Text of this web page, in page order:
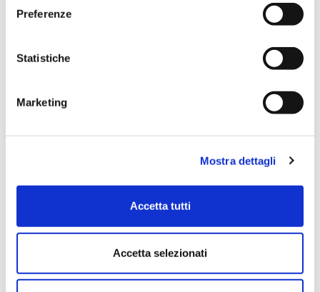
Preferenze
Statistiche
Marketing
Mostra dettagli
Accetta tutti
Accetta selezionati
freschezza degli ingredienti e la vivacità dei
scorzetta d’arancia o una manciata di semi
di sesamo tostati per un tocco croccante.
Consigli e varianti
Per un sapore più deciso, aggiungi qualche
accompagna l’insalata con
salmone grigliato.
In alternativa al songino, puoi usare
pungente.